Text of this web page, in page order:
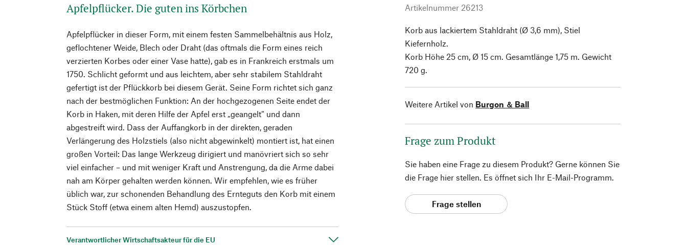
Apfelpflücker. Die guten ins Körbchen
Apfelpflücker in dieser Form, mit einem festen Sammelbehältnis aus Holz,
geflochtener Weide, Blech oder Draht (das oftmals die Form eines reich
verzierten Korbes oder einer Vase hatte), gab es in Frankreich erstmals um
1750. Schlicht geformt und aus leichtem, aber sehr stabilem Stahldraht
gefertigt ist der Pflückkorb bei diesem Gerät. Seine Form richtet sich ganz
nach der bestmöglichen Funktion: An der hochgezogenen Seite endet der
Korb in Haken, mit deren Hilfe der Apfel erst „geangelt“ und dann
abgestreift wird. Dass der Auffangkorb in der direkten, geraden
Verlängerung des Holzstiels (also nicht abgewinkelt) montiert ist, hat einen
großen Vorteil: Das lange Werkzeug dirigiert und manövriert sich so sehr
viel einfacher – und mit weniger Kraft und Anstrengung, da die Arme dabei
nah am Körper gehalten werden können. Wir empfehlen, wie es früher
üblich war, zur schonenden Behandlung des Ernteguts den Korb mit einem
Stück Stoff (etwa einem alten Hemd) auszustopfen.
Verantwortlicher Wirtschaftsakteur für die EU
Artikelnummer 26213
Korb aus lackiertem Stahldraht (Ø 3,6 mm), Stiel
Kiefernholz.
Korb Höhe 25 cm, Ø 15 cm. Gesamtlänge 1,75 m. Gewicht
720 g.
Weitere Artikel von Burgon ＆ Ball
Frage zum Produkt
Sie haben eine Frage zu diesem Produkt? Gerne können Sie
die Frage hier stellen. Es öffnet sich Ihr E-Mail-Programm.
Frage stellen